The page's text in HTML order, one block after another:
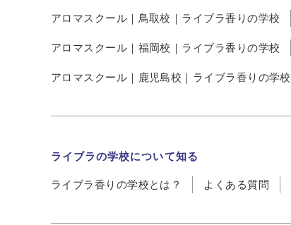
アロマスクール｜鳥取校｜ライブラ香りの学校
アロマスクール｜福岡校｜ライブラ香りの学校
アロマスクール｜鹿児島校｜ライブラ香りの学校
ライブラの学校について知る
ライブラ香りの学校とは？ よくある質問